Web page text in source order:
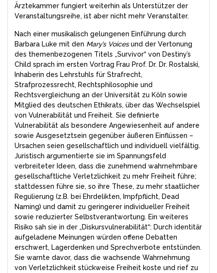
Ärztekammer fungiert weiterhin als Unterstützer der
Veranstaltungsreihe, ist aber nicht mehr Veranstalter.
Nach einer musikalisch gelungenen Einführung durch
Barbara Luke mit den Mary’s Voicesund der Vertonung
des themenbezogenen Titels „Survivor“ von Destiny’s
Child sprach im ersten Vortrag Frau Prof. Dr. Dr. Rostalski,
Inhaberin des Lehrstuhls für Strafrecht,
Strafprozessrecht, Rechtsphilosophie und
Rechtsvergleichung an der Universität zu Köln sowie
Mitglied des deutschen Ethikrats, über das Wechselspiel
von Vulnerabilität und Freiheit. Sie definierte
Vulnerabilität als besondere Angewiesenheit auf andere
sowie Ausgesetztsein gegenüber äußeren Einflüssen –
Ursachen seien gesellschaftlich und individuell vielfältig.
Juristisch argumentierte sie im Spannungsfeld
verbreiteter Ideen, dass die zunehmend wahrnehmbare
gesellschaftliche Verletzlichkeit zu mehr Freiheit führe;
stattdessen führe sie, so ihre These, zu mehr staatlicher
Regulierung (z.B. bei Ehrdelikten, Impfpflicht, Dead
Naming) und damit zu geringerer individueller Freiheit
sowie reduzierter Selbstverantwortung. Ein weiteres
Risiko sah sie in der „Diskursvulnerabilität“: Durch identitär
aufgeladene Meinungen würden offene Debatten
erschwert, Lagerdenken und Sprechverbote entstünden.
Sie warnte davor, dass die wachsende Wahrnehmung
von Verletzlichkeit stückweise Freiheit koste und rief zu